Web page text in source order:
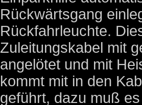
Rückwärtsgang
Rückfahrleuchte.
Zuleitungskabel mit
angelötet und mit
kommt mit in den
geführt, dazu muß